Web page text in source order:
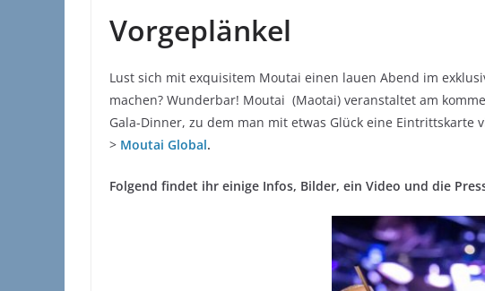
Vorgeplänkel
Lust sich mit exquisitem Moutai einen lauen Abend im
machen? Wunderbar! Moutai (Maotai) veranstaltet am
Gala-Dinner, zu dem man mit etwas Glück eine Eintrittskarte
> Moutai Global.
Folgend findet ihr einige Infos, Bilder, ein Video und die